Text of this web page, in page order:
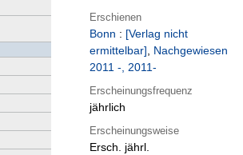
Erschienen
Bonn : [Verlag nicht
ermittelbar], Nachgewiesen
2011 -, 2011-
Erscheinungsfrequenz
jährlich
Erscheinungsweise
Ersch. jährl.